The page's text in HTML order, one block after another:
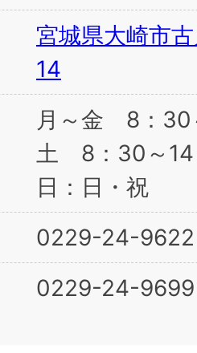
宮城県大崎市
14
月～金 8：
土 8：30～
日：日・祝
0229-24-9622
0229-24-9699